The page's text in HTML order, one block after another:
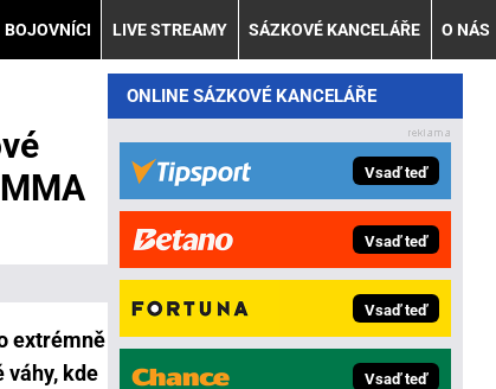
BOJOVNÍCI LIVE STREAMY SÁZKOVÉ KANCELÁŘE O NÁS
extrémně
váhy, kde
ONLINE SÁZKOVÉ KANCELÁŘE
Vsaď teď
Vsaď teď
Vsaď teď
Vsaď teď